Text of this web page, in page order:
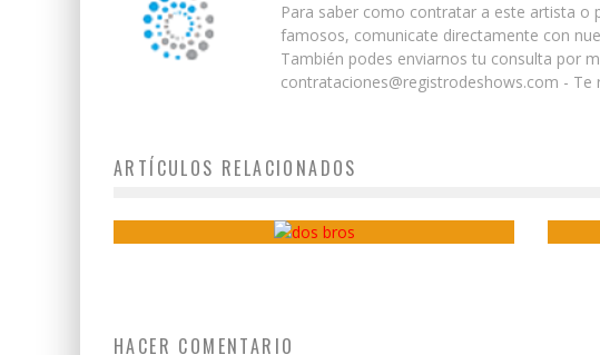
Para saber como contratar a este artista
famosos, comunicate directamente con
También podes enviarnos tu consulta por
contrataciones@registrodeshows.com - Te
ARTÍCULOS RELACIONADOS
HACER COMENTARIO